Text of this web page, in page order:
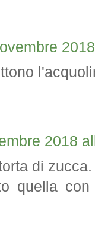
2018
di zucca.
quella